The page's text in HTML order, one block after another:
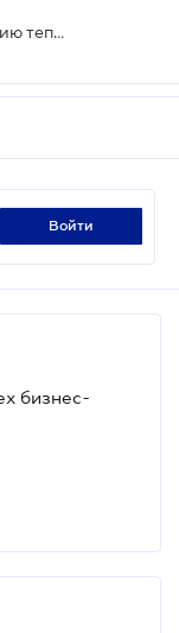
Продать и купить фермерскую продукцию теперь можно онлайн
войти
бизнес-